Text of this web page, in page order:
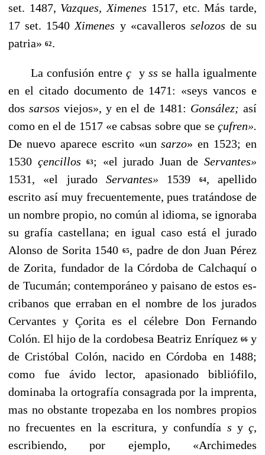
set. 1487, Vazques, Ximenes 1517, etc. Más tarde,
17 set. 1540 Ximenes y «cavalleros selozos de su
patria» 62.
La confusión entre ç yssse halla igualmente
en el cita­do documento de 1471: «seys vancos e
dos sarsos viejos», y en el de 1481: Gonsález;así
como en el de 1517 «e cabsas sobre que se çufren».
De nuevo aparece escrito «unsarzo» en 1523; en
1530 çencillos63; «el jurado Juan deServantes»
1531, «el jurado Servantes» 1539 64, apellido
escrito así muy frecuentemente, pues tratándose de
un nombre propio, no común al idioma, se ignoraba
su grafía castellana; en igual caso está el jurado
Alonso de Sorita 154065, padre de don Juan Pérez
de Zorita, fundador de la Córdoba de Calchaquí o
de Tucumán; contemporáneo y paisano de estos es­
cribanos que erraban en el nombre de los jurados
Cervan­tes y Çorita es el célebre Don Fernando
Colón. El hijo de la cordobesa Beatriz Enríquez 66y
de Cristóbal Colón, na­cido en Córdoba en 1488;
como fue ávido lector, apasionado bibliófilo,
dominaba la ortografía consagrada por la imprenta,
mas no obstante tropezaba en los nombres pro­pios
no frecuentes en la escritura, y confundía s yç,
escri­biendo, por ejemplo, «Archimedes